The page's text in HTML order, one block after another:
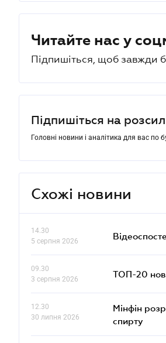
Читайте нас у
Підпишіться, щоб завжди
Підпишіться на
Головні новини і аналітика для вас по
Схожі новини
14.30
5 серпня 2026
09.30
3 серпня 2026
ТОП-20
12.30
30 липня 2026
Мінфін
спирту